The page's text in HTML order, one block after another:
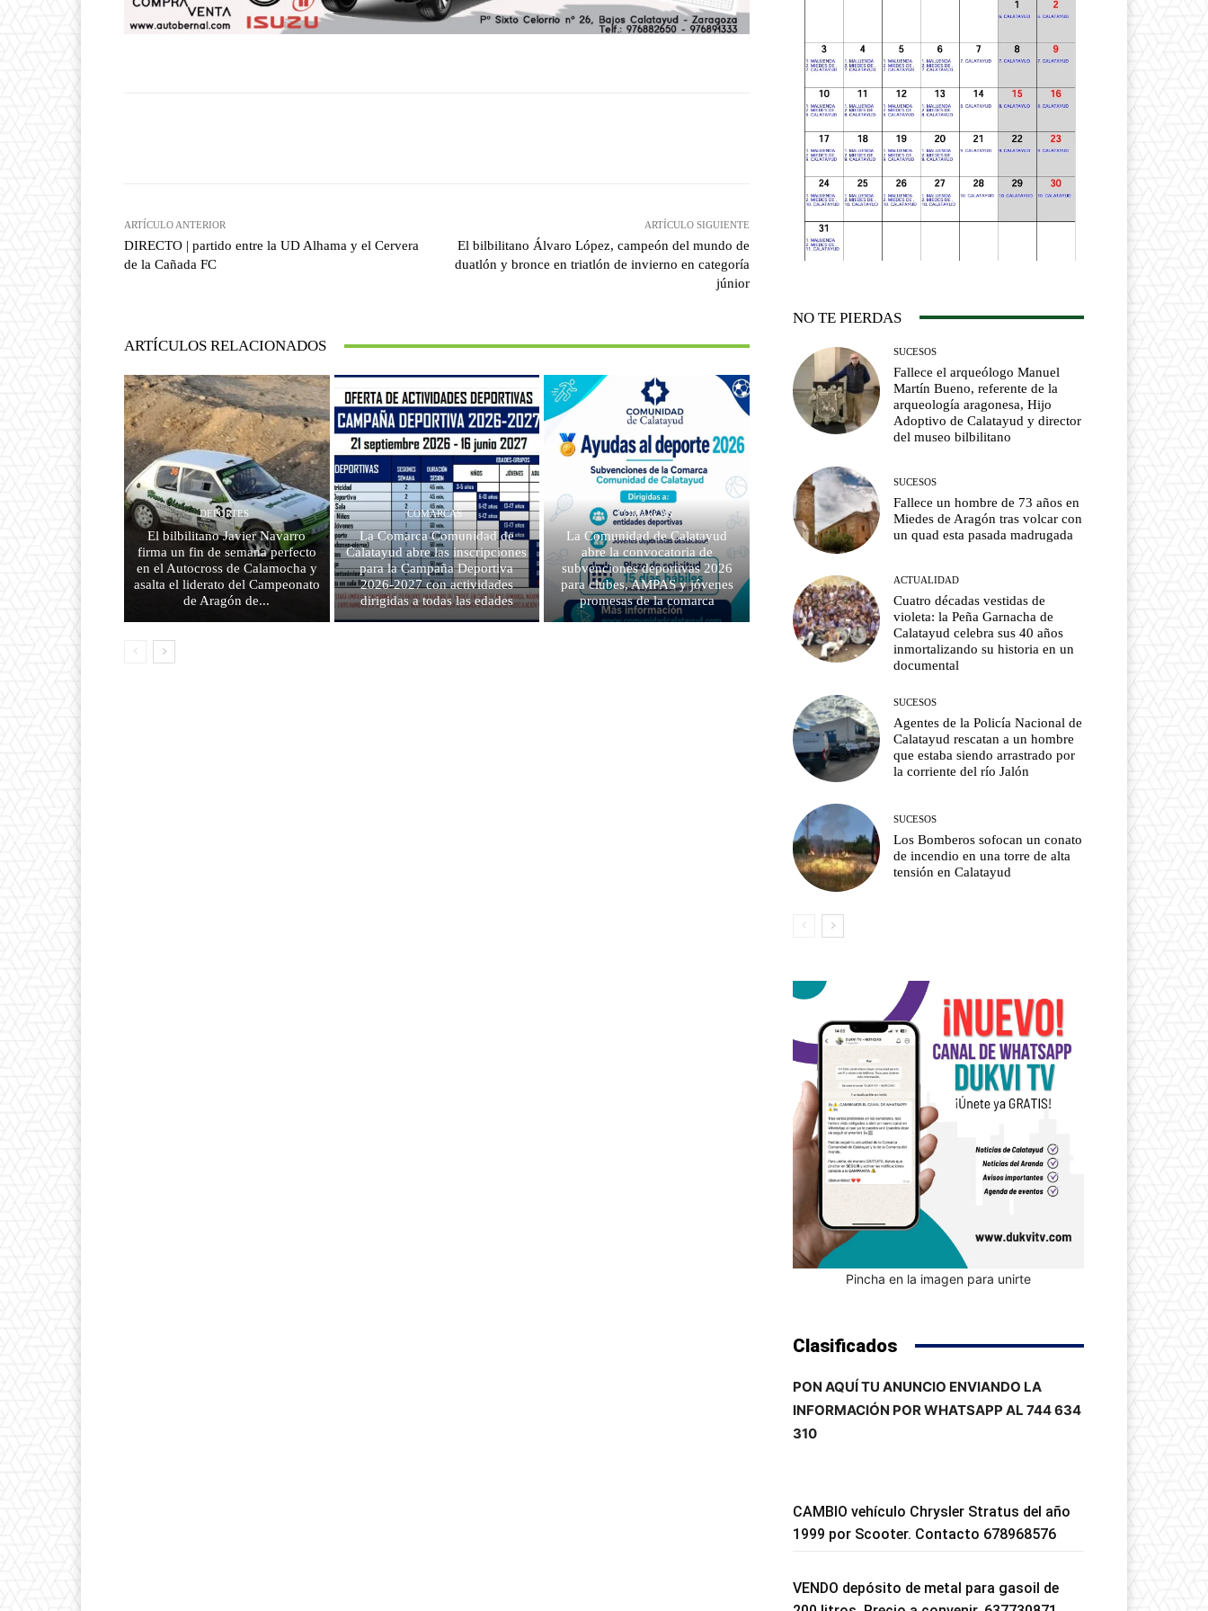
ARTÍCULO ANTERIOR
DIRECTO | partido entre la UD Alhama y el Cervera
de la Cañada FC
ARTÍCULO SIGUIENTE
El bilbilitano Álvaro López, campeón del mundo de
duatlón y bronce en triatlón de invierno en categoría
júnior
ARTÍCULOS RELACIONADOS
DEPORTES
El bilbilitano Javier Navarro
firma un fin de semana perfecto
en el Autocross de Calamocha y
asalta el liderato del Campeonato
de Aragón de...
COMARCAS
La Comarca Comunidad de
Calatayud abre las inscripciones
para la Campaña Deportiva
2026-2027 con actividades
dirigidas a todas las edades
COMARCAS
La Comunidad de Calatayud
abre la convocatoria de
subvenciones deportivas 2026
para clubes, AMPAS y jóvenes
promesas de la comarca
NO TE PIERDAS
SUCESOS
Fallece el arqueólogo Manuel
Martín Bueno, referente de la
arqueología aragonesa, Hijo
Adoptivo de Calatayud y director
del museo bilbilitano
SUCESOS
Fallece un hombre de 73 años en
Miedes de Aragón tras volcar con
un quad esta pasada madrugada
ACTUALIDAD
Cuatro décadas vestidas de
violeta: la Peña Garnacha de
Calatayud celebra sus 40 años
inmortalizando su historia en un
documental
SUCESOS
Agentes de la Policía Nacional de
Calatayud rescatan a un hombre
que estaba siendo arrastrado por
la corriente del río Jalón
SUCESOS
Los Bomberos sofocan un conato
de incendio en una torre de alta
tensión en Calatayud
Pincha en la imagen para unirte
Clasificados
PON AQUÍ TU ANUNCIO ENVIANDO LA
INFORMACIÓN POR WHATSAPP AL 744 634
310
CAMBIO vehículo Chrysler Stratus del año
1999 por Scooter. Contacto 678968576
VENDO depósito de metal para gasoil de